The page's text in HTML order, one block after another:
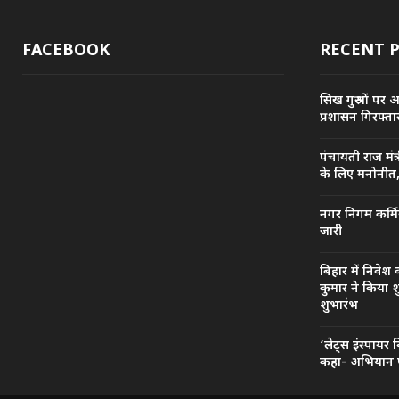
FACEBOOK RECENT
सिख गुरुओं पर
प्रशासन
पंचायती राज
के लिए
नगर निगम
जारी
बिहार में निवेश
कुमार ने किया
शुभारंभ
‘लेट्स इंस्पायर
कहा- अभियान